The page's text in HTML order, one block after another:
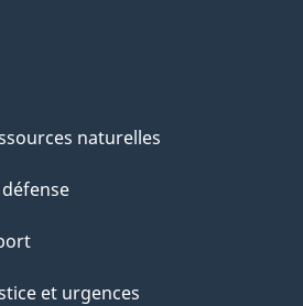
naturelles
et urgences